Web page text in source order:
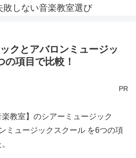
敗しない音楽教室選び
クとアバロンミュージッ
の項目で比較！
PR
教室】のシアーミュージック
ミュージックスクール を6つの項